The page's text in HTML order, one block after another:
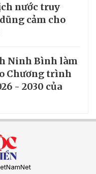
nước truy
cảm cho
Ninh Bình làm
Chương trình
- 2030 của